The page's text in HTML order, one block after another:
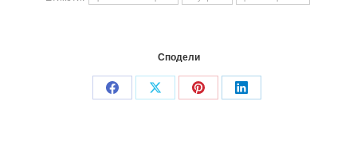
Сподели
Share
Share
Share
Share